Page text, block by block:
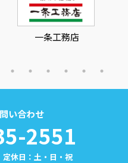
一条工務店
い合わせ
2551
休日：土・日・祝